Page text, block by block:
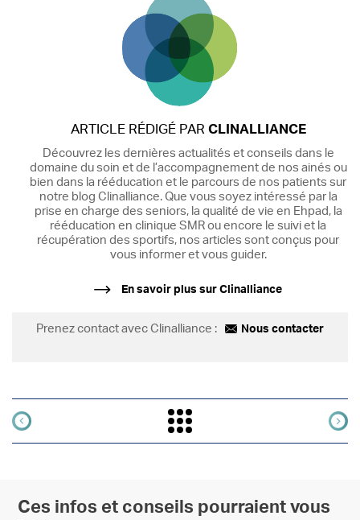
ARTICLE RÉDIGÉ PAR CLINALLIANCE
Découvrez les dernières actualités et conseils dans le
domaine du soin et de l’accompagnement de nos ainés ou
bien dans la rééducation et le parcours de nos patients sur
notre blog Clinalliance. Que vous soyez intéressé par la
prise en charge des seniors, la qualité de vie en Ehpad, la
rééducation en clinique SMR ou encore le suivi et la
récupération des sportifs, nos articles sont conçus pour
vous informer et vous guider.
En savoir plus sur Clinalliance
Prenez contact avec Clinalliance : Nous contacter
Ces infos et conseils pourraient vous